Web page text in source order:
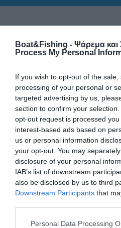
Boat&Fishing - Ψάρεμα και
Process My Personal
If you wish to opt-out of the
processing of your personal or
targeted advertising by us,
section to confirm your
opt-out request is processed
interest-based ads based on
us or personal information
your opt-out. You may
disclosure of your personal
IAB’s list of downstream
also be disclosed by us to third
Downstream Participants that
Personal Data Processing
Τεχνητό Sepia Kabura
Τεχνητό kabura µε µεταλλικό
ρεαλιστικά µάτια και πολύ
οφείλονται στη λεπτοµερή
∆ιαθέτει δυνατά αγκίστρια, inox